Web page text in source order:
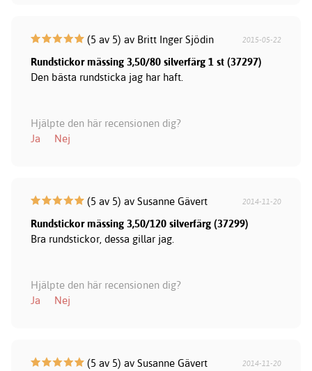
(5 av 5) av Britt Inger Sjödin 2015-05-22
Rundstickor mässing 3,50/80 silverfärg 1 st (37297)
Den bästa rundsticka jag har haft.
Hjälpte den här recensionen dig?
Ja
Nej
(5 av 5) av Susanne Gävert 2014-11-20
Rundstickor mässing 3,50/120 silverfärg (37299)
Bra rundstickor, dessa gillar jag.
Hjälpte den här recensionen dig?
Ja
Nej
(5 av 5) av Susanne Gävert 2014-11-20